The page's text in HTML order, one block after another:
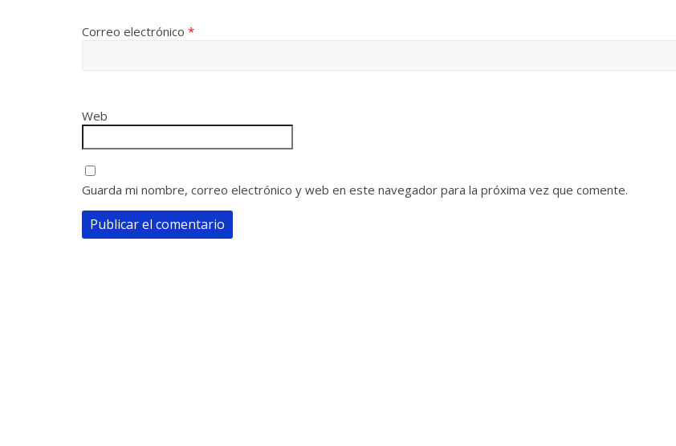
Correo electrónico *
Web
Guarda mi nombre, correo electrónico y web en este navegador para la próxima vez que comente.